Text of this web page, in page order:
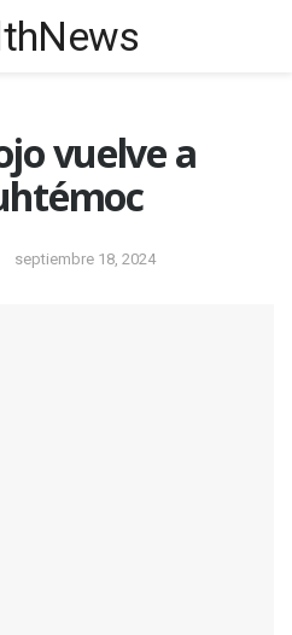
vuelve a
septiembre 18, 2024